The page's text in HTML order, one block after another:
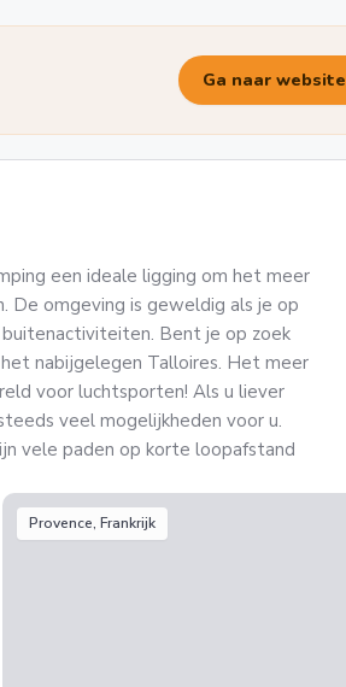
Ga naar website
een ideale ligging om het meer
De omgeving is geweldig als je op
Bent je op zoek
nabijgelegen Talloires. Het meer
voor luchtsporten! Als u liever
veel mogelijkheden voor u.
vele paden op korte loopafstand
Provence, Frankrijk